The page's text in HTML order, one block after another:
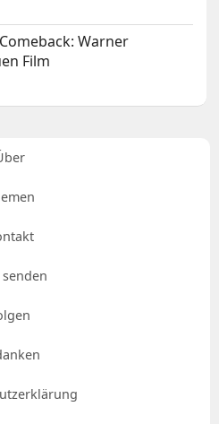
Warner
Film